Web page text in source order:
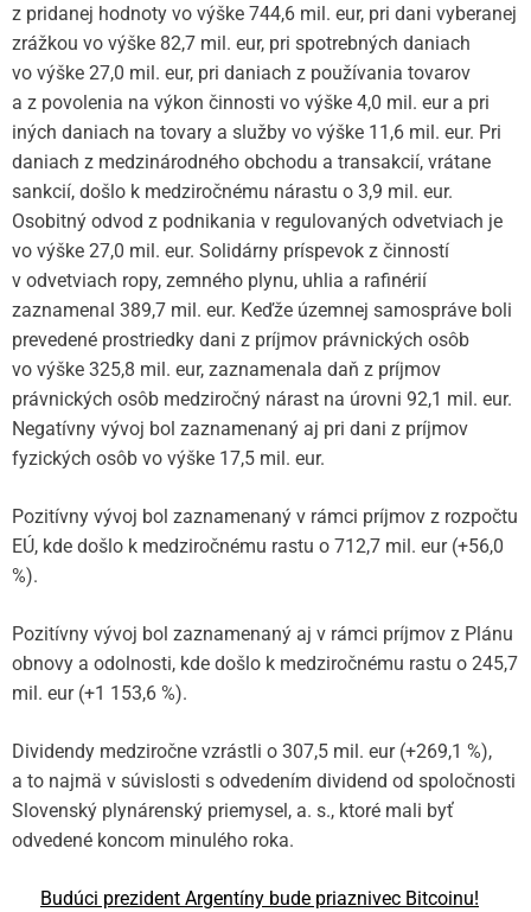
z pridanej hodnoty vo výške 744,6 mil. eur, pri dani vyberanej
zrážkou vo výške 82,7 mil. eur, pri spotrebných daniach
vo výške 27,0 mil. eur, pri daniach z používania tovarov
a z povolenia na výkon činnosti vo výške 4,0 mil. eur a pri
iných daniach na tovary a služby vo výške 11,6 mil. eur. Pri
daniach z medzinárodného obchodu a transakcií, vrátane
sankcií, došlo k medziročnému nárastu o 3,9 mil. eur.
Osobitný odvod z podnikania v regulovaných odvetviach je
vo výške 27,0 mil. eur. Solidárny príspevok z činností
v odvetviach ropy, zemného plynu, uhlia a rafinérií
zaznamenal 389,7 mil. eur. Keďže územnej samospráve boli
prevedené prostriedky dani z príjmov právnických osôb
vo výške 325,8 mil. eur, zaznamenala daň z príjmov
právnických osôb medziročný nárast na úrovni 92,1 mil. eur.
Negatívny vývoj bol zaznamenaný aj pri dani z príjmov
fyzických osôb vo výške 17,5 mil. eur.
Pozitívny vývoj bol zaznamenaný v rámci príjmov z rozpočtu
EÚ, kde došlo k medziročnému rastu o 712,7 mil. eur (+56,0
%).
Pozitívny vývoj bol zaznamenaný aj v rámci príjmov z Plánu
obnovy a odolnosti, kde došlo k medziročnému rastu o 245,7
mil. eur (+1 153,6 %).
Dividendy medziročne vzrástli o 307,5 mil. eur (+269,1 %),
a to najmä v súvislosti s odvedením dividend od spoločnosti
Slovenský plynárenský priemysel, a. s., ktoré mali byť
odvedené koncom minulého roka.
Budúci prezident Argentíny bude priaznivec Bitcoinu!